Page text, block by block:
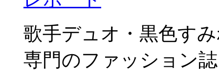
歌手デュオ・黒色す
専門のファッション